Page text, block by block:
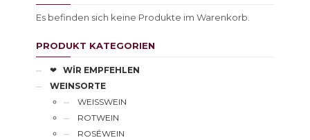
Es befinden sich keine Produkte im Warenkorb.
PRODUKT KATEGORIEN
❤WİR EMPFEHLEN
WEINSORTE
WEISSWEIN
ROTWEIN
ROSÉWEIN